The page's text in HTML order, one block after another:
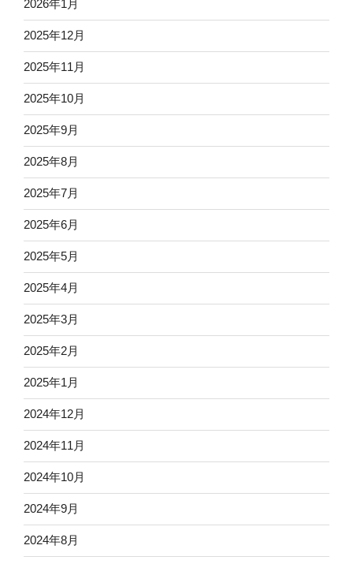
2026年1月
2025年12月
2025年11月
2025年10月
2025年9月
2025年8月
2025年7月
2025年6月
2025年5月
2025年4月
2025年3月
2025年2月
2025年1月
2024年12月
2024年11月
2024年10月
2024年9月
2024年8月